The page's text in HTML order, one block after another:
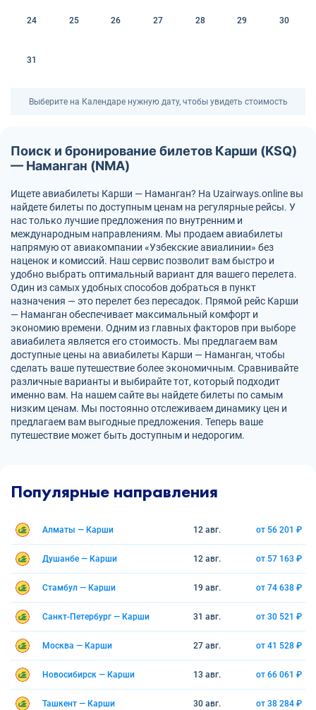
24 25 26 27 28 29 30
31
Выберите на Календаре нужную дату, чтобы увидеть стоимость
Поиск и бронирование билетов Карши (KSQ)
— Наманган (NMA)
Ищете авиабилеты Карши — Наманган? На Uzairways.online вы
найдете билеты по доступным ценам на регулярные рейсы. У
нас только лучшие предложения по внутренним и
международным направлениям. Мы продаем авиабилеты
напрямую от авиакомпании «Узбекские авиалинии» без
наценок и комиссий. Наш сервис позволит вам быстро и
удобно выбрать оптимальный вариант для вашего перелета.
Один из самых удобных способов добраться в пункт
назначения — это перелет без пересадок. Прямой рейс Карши
— Наманган обеспечивает максимальный комфорт и
экономию времени. Одним из главных факторов при выборе
авиабилета является его стоимость. Мы предлагаем вам
доступные цены на авиабилеты Карши — Наманган, чтобы
сделать ваше путешествие более экономичным. Сравнивайте
различные варианты и выбирайте тот, который подходит
именно вам. На нашем сайте вы найдете билеты по самым
низким ценам. Мы постоянно отслеживаем динамику цен и
предлагаем вам выгодные предложения. Теперь ваше
путешествие может быть доступным и недорогим.
Популярные направления
Алматы — Карши 12 авг. от 56 201 ₽
Душанбе — Карши 12 авг. от 57 163 ₽
Стамбул — Карши 19 авг. от 74 638 ₽
Санкт-Петербург — Карши 31 авг. от 30 521 ₽
Москва — Карши 27 авг. от 41 528 ₽
Новосибирск — Карши 13 авг. от 66 061 ₽
Ташкент — Карши 30 авг. от 38 284 ₽